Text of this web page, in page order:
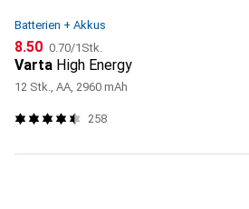
Batterien + Akkus
CHF
8.50 CHF
0.70/1Stk.
Varta High Energy
12 Stk., AA, 2960 mAh
258